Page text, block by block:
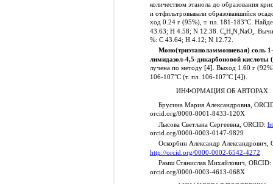
количеством этанола до образования
и отфильтровывали образовавшийся
ход 0.24 г (95%), т. пл. 181-183°С.
43.63; Н 4.58; N 12.38. C8H9N2NaO4
.
%: С 43.64; Н 4.12; N 12.72.
Моно(триэтаноламмониевая) соль
лимидазол-4,5-дикарбоновой кислоты
лучена по методу [4]. Выход 1.60 г
106-107°С (т. пл. 106-107°С [4]).
ИНФОРМАЦИЯ ОБ АВТОРАХ
Брусина Мария Александровна,
orcid.org/0000-0001-8433-120X
Лысова Светлана Сергеевна, ORCID:
orcid.org/0000-0003-0147-9829
Оскорбин Александр Александрович,
http://orcid.org/0000-0002-6542-4272
Рамш Станислав Михайлович, ORCID:
orcid.org/0000-0003-4613-068X